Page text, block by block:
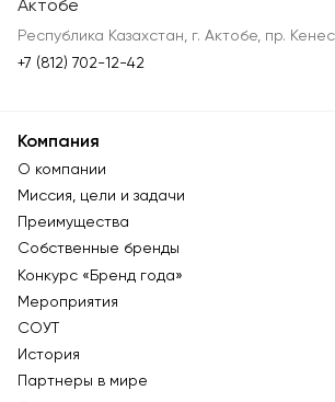
Актобе
Республика Казахстан, г. Актобе, пр.
+7 (812) 702-12-42
Компания
О компании
Миссия, цели и задачи
Преимущества
Собственные бренды
Конкурс «Бренд года»
Мероприятия
СОУТ
История
Партнеры в мире